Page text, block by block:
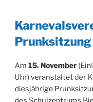
Am 15. November
Uhr) veranstaltet der
diesjährige